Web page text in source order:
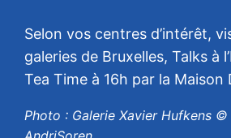
Selon vos centres d’intérêt,
galeries de Bruxelles, Talks à
Tea Time à 16h par la Maison
Photo : Galerie Xavier Hufkens